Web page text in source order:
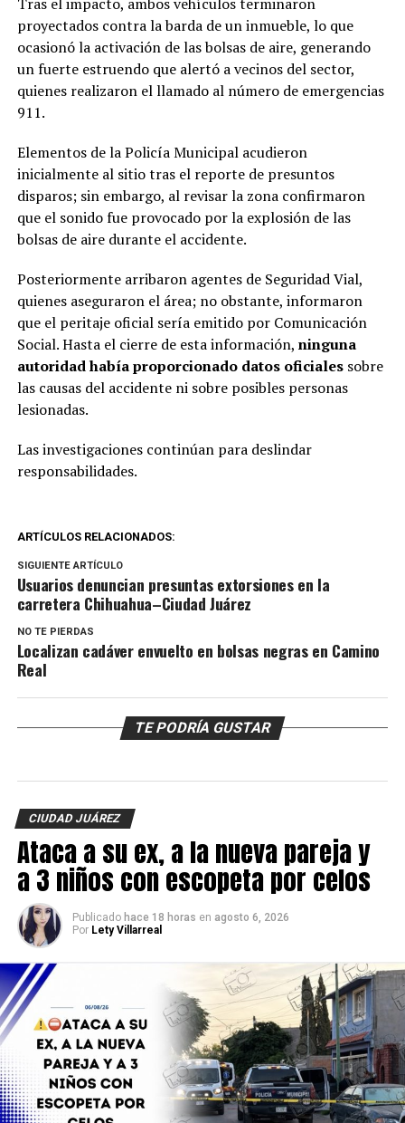
proyectados contra la barda de un inmueble, lo que
ocasionó la activación de las bolsas de aire, generando
un fuerte estruendo que alertó a vecinos del sector,
quienes realizaron el llamado al número de emergencias
911.
Elementos de la Policía Municipal acudieron
inicialmente al sitio tras el reporte de presuntos
disparos; sin embargo, al revisar la zona confirmaron
que el sonido fue provocado por la explosión de las
bolsas de aire durante el accidente.
Posteriormente arribaron agentes de Seguridad Vial,
quienes aseguraron el área; no obstante, informaron
que el peritaje oficial sería emitido por Comunicación
Social. Hasta el cierre de esta información, ninguna
autoridad había proporcionado datos oficialessobre
las causas del accidente ni sobre posibles personas
lesionadas.
Las investigaciones continúan para deslindar
responsabilidades.
ARTÍCULOS RELACIONADOS:
SIGUIENTE ARTÍCULO
Usuarios denuncian presuntas extorsiones en la
carretera Chihuahua–Ciudad Juárez
NO TE PIERDAS
Localizan cadáver envuelto en bolsas negras en Camino
Real
TE PODRÍA GUSTAR
CIUDAD JUÁREZ
Ataca a su ex, a la nueva pareja y
a 3 niños con escopeta por celos
Publicado hace 18 horas en agosto 6, 2026
Por Lety Villarreal